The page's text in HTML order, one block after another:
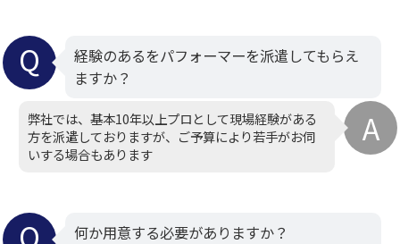
経験のあるをパフォーマーを派遣してもらえ
ますか？
弊社では、基本10年以上プロとして現場経験がある
方を派遣しておりますが、ご予算により若手がお伺
いする場合もあります
何か用意する必要がありますか？